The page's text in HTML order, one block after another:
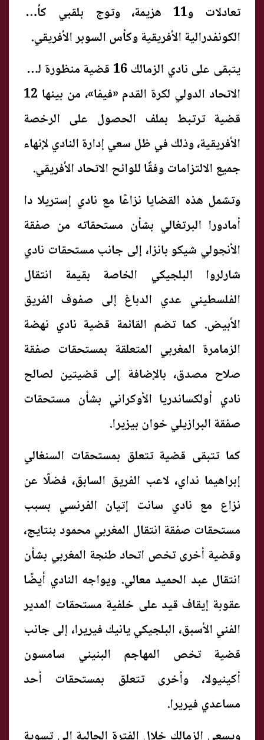
تعادلات و11 هزيمة، وتوج بلقبي كأس
الكونفدرالية الأفريقية وكأس السوبر الأفريقي.
يتبقى على نادي الزمالك 16 قضية منظورة لدى
الاتحاد الدولي لكرة القدم «فيفا»، من بينها 12
قضية ترتبط بملف الحصول على الرخصة
الأفريقية، وذلك في ظل سعي إدارة النادي لإنهاء
جميع الالتزامات وفقًا للوائح الاتحاد الأفريقي.
وتشمل هذه القضايا نزاعًا مع نادي إستريلا دا
أمادورا البرتغالي بشأن مستحقاته من صفقة
الأنجولي شيكو بانزا، إلى جانب مستحقات نادي
شارلروا البلجيكي الخاصة بقيمة انتقال
الفلسطيني عدي الدباغ إلى صفوف الفريق
الأبيض. كما تضم القائمة قضية نادي نهضة
الزمامرة المغربي المتعلقة بمستحقات صفقة
صلاح مصدق، بالإضافة إلى قضيتين لصالح
نادي أولكساندريا الأوكراني بشأن مستحقات
صفقة البرازيلي خوان بيزيرا.
كما تتبقى قضية تتعلق بمستحقات السنغالي
إبراهيما نداي، لاعب الفريق السابق، فضلًا عن
نزاع مع نادي سانت إتيان الفرنسي بسبب
مستحقات صفقة انتقال المغربي محمود بنتايج،
وقضية أخرى تخص اتحاد طنجة المغربي بشأن
انتقال عبد الحميد معالي. ويواجه النادي أيضًا
عقوبة إيقاف قيد على خلفية مستحقات المدير
الفني الأسبق، البلجيكي يانيك فيريرا، إلى جانب
قضية تخص المهاجم البنيني سامسون
أكينيولا، وأخرى تتعلق بمستحقات أحد
مساعدي فيريرا.